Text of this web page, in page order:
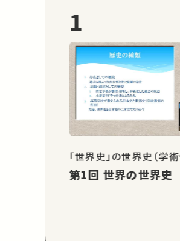
1
「世界史」の世界史（学
第1回 世界の世界史